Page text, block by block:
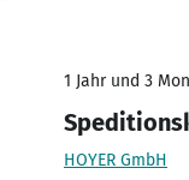
1 Jahr und 3
HOYER GmbH